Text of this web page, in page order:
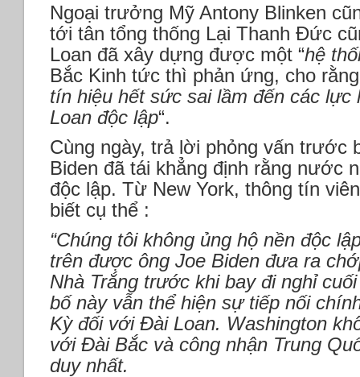
Ngoại trưởng Mỹ Antony Blinken
tới tân tổng thống Lại Thanh Đức
Loan đã xây dựng được một “hệ
Bắc Kinh tức thì phản ứng, cho
tín hiệu hết sức sai lầm đến các
Loan độc lập“.
Cùng ngày, trả lời phỏng vấn trước
Biden đã tái khẳng định rằng nước
độc lập. Từ New York, thông tín
biết cụ thể :
“Chúng tôi không ủng hộ nền độc
trên được ông Joe Biden đưa ra
Nhà Trắng trước khi bay đi nghỉ
bố này vẫn thể hiện sự tiếp nối
Kỳ đối với Đài Loan. Washington
với Đài Bắc và công nhận Trung
duy nhất.